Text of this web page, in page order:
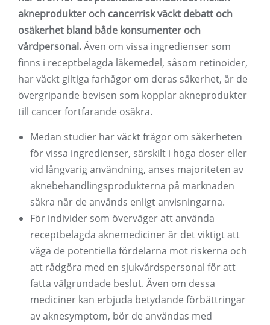
akneprodukter och cancerrisk väckt debatt och
osäkerhet bland både konsumenter och
vårdpersonal.Även om vissa ingredienser som
finns i receptbelagda läkemedel, såsom retinoider,
har väckt giltiga farhågor om deras säkerhet, är de
övergripande bevisen som kopplar akneprodukter
till cancer fortfarande osäkra.
Medan studier har väckt frågor om säkerheten
för vissa ingredienser, särskilt i höga doser eller
vid långvarig användning, anses majoriteten av
aknebehandlingsprodukterna på marknaden
säkra när de används enligt anvisningarna.
För individer som överväger att använda
receptbelagda aknemediciner är det viktigt att
väga de potentiella fördelarna mot riskerna och
att rådgöra med en sjukvårdspersonal för att
fatta välgrundade beslut. Även om dessa
mediciner kan erbjuda betydande förbättringar
av aknesymptom, bör de användas med